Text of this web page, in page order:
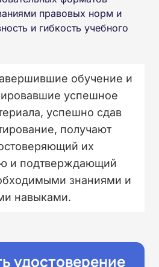
правовых норм и
и гибкость учебного
обучение и
успешное
успешно сдав
получают
их
и подтверждающий
знаниями и
навыками.
удостоверение